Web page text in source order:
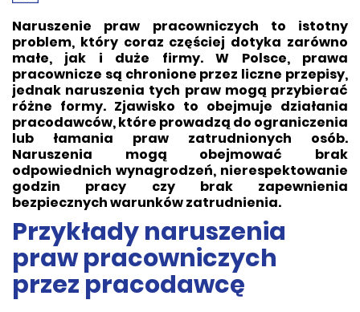
Naruszenie praw pracowniczych to istotny
problem, który coraz częściej dotyka zarówno
małe, jak i duże firmy. W Polsce, prawa
pracownicze są chronione przez liczne przepisy,
jednak naruszenia tych praw mogą przybierać
różne formy. Zjawisko to obejmuje działania
pracodawców, które prowadzą do ograniczenia
lub łamania praw zatrudnionych osób.
Naruszenia mogą obejmować brak
odpowiednich wynagrodzeń, nierespektowanie
godzin pracy czy brak zapewnienia
bezpiecznych warunków zatrudnienia.
Przykłady naruszenia
praw pracowniczych
przez pracodawcę